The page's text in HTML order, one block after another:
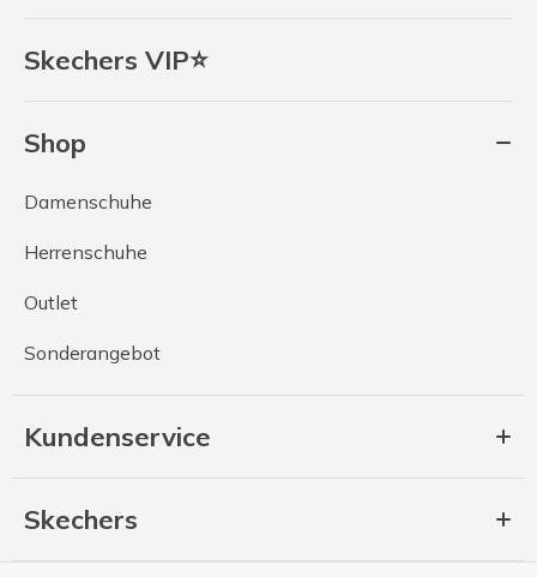
Skechers VIP⭐
Shop
Damenschuhe
Herrenschuhe
Outlet
Sonderangebot
Kundenservice
Skechers